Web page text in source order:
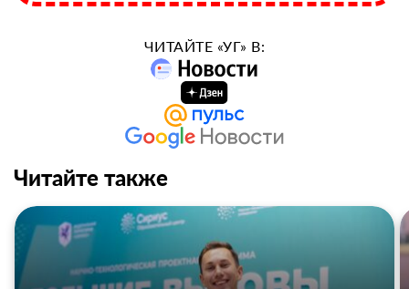
ЧИТАЙТЕ «УГ» В:
Читайте также